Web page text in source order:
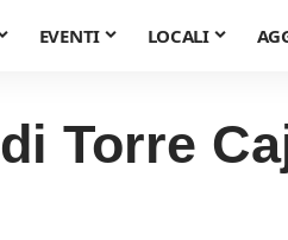
EVENTI LOCALI
Torre